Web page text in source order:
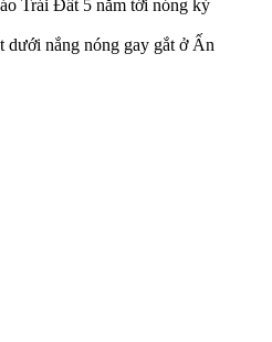
dưới nắng nóng gay gắt ở Ấn